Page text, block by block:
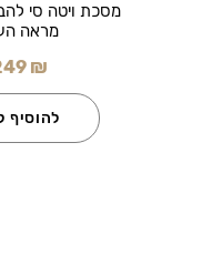
מסכת ויטה סי
מראה
₪
להוסיף